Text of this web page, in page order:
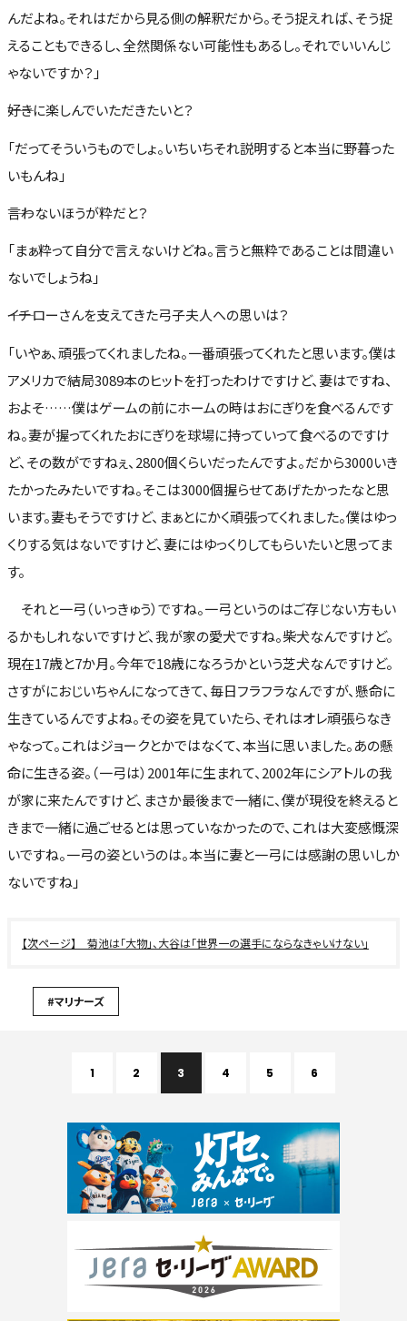
んだよね。それはだから見る側の解釈だから。そう捉えれば、そう捉
えることもできるし、全然関係ない可能性もあるし。それでいいんじ
ゃないですか？」
――好きに楽しんでいただきたいと？
「だってそういうものでしょ。いちいちそれ説明すると本当に野暮った
いもんね」
――言わないほうが粋だと？
「まぁ粋って自分で言えないけどね。言うと無粋であることは間違い
ないでしょうね」
――イチローさんを支えてきた弓子夫人への思いは？
「いやぁ、頑張ってくれましたね。一番頑張ってくれたと思います。僕は
アメリカで結局3089本のヒットを打ったわけですけど、妻はですね、
およそ……僕はゲームの前にホームの時はおにぎりを食べるんです
ね。妻が握ってくれたおにぎりを球場に持っていって食べるのですけ
ど、その数がですねぇ、2800個くらいだったんですよ。だから3000いき
たかったみたいですね。そこは3000個握らせてあげたかったなと思
います。妻もそうですけど、まぁとにかく頑張ってくれました。僕はゆっ
くりする気はないですけど、妻にはゆっくりしてもらいたいと思ってま
す。
それと一弓（いっきゅう）ですね。一弓というのはご存じない方もい
るかもしれないですけど、我が家の愛犬ですね。柴犬なんですけど。
現在17歳と7か月。今年で18歳になろうかという芝犬なんですけど。
さすがにおじいちゃんになってきて、毎日フラフラなんですが、懸命に
生きているんですよね。その姿を見ていたら、それはオレ頑張らなき
ゃなって。これはジョークとかではなくて、本当に思いました。あの懸
命に生きる姿。（一弓は）2001年に生まれて、2002年にシアトルの我
が家に来たんですけど、まさか最後まで一緒に、僕が現役を終えると
きまで一緒に過ごせるとは思っていなかったので、これは大変感慨深
いですね。一弓の姿というのは。本当に妻と一弓には感謝の思いしか
ないですね」
菊池は「大物」、大谷は「世界一の選手にならなきゃいけない」
#マリナーズ
1 2 3 4 5 6